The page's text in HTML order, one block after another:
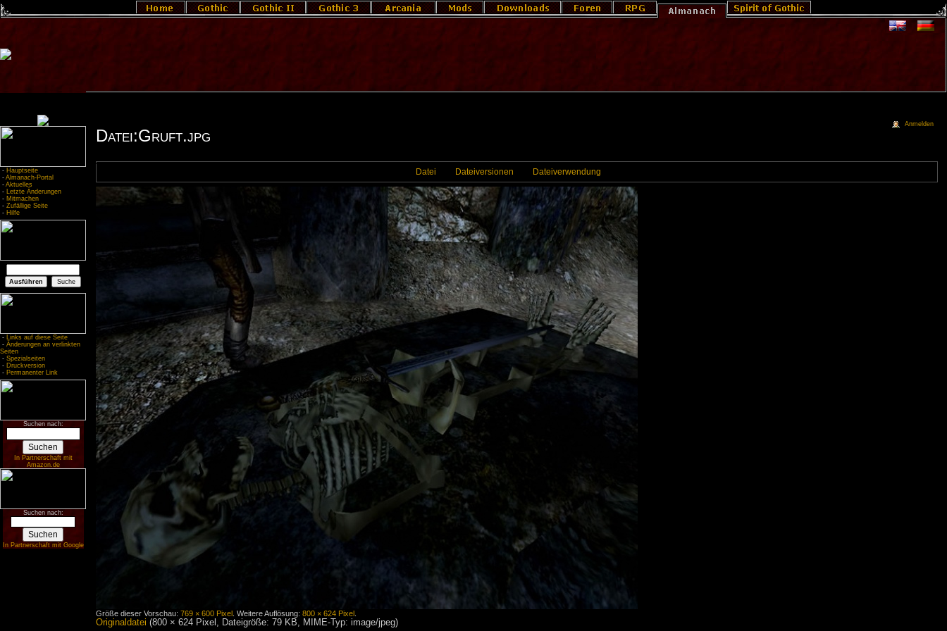
- Hauptseite
- Almanach-Portal
- Aktuelles
- Letzte Änderungen
- Mitmachen
- Zufällige Seite
- Hilfe
- Links auf diese Seite
- Änderungen an verlinkten
Seiten
- Spezialseiten
- Druckversion
- Permanenter Link
Suchen nach:
In Partnerschaft mit
Amazon.de
Suchen nach:
In Partnerschaft mit Google
Datei:Gruft.jpg
Datei Dateiversionen Dateiverwendung
Größe dieser Vorschau: 769 × 600 Pixel. Weitere Auflösung: 800 × 624 Pixel.
Originaldatei (800 × 624 Pixel, Dateigröße: 79 KB, MIME-Typ: image/jpeg)
Anmelden